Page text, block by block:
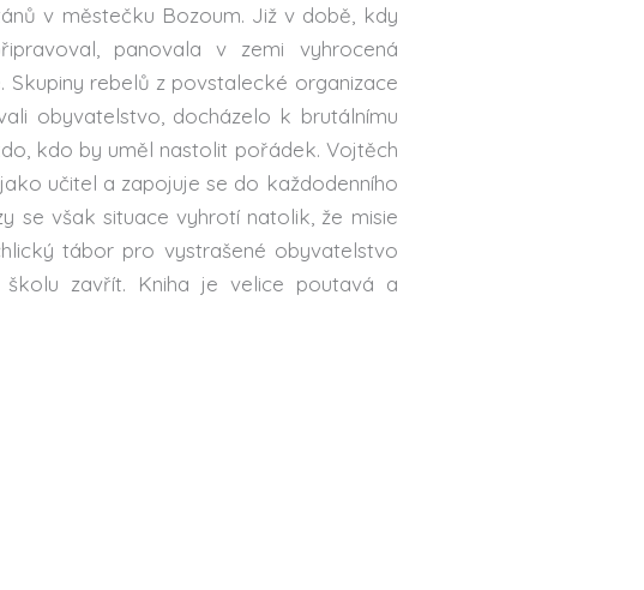
v městečku Bozoum. Již v době, kdy
panovala v zemi vyhrocená
Skupiny rebelů z povstalecké organizace
obyvatelstvo, docházelo k brutálnímu
kdo by uměl nastolit pořádek. Vojtěch
učitel a zapojuje se do každodenního
se však situace vyhrotí natolik, že misie
tábor pro vystrašené obyvatelstvo
školu zavřít. Kniha je velice poutavá a